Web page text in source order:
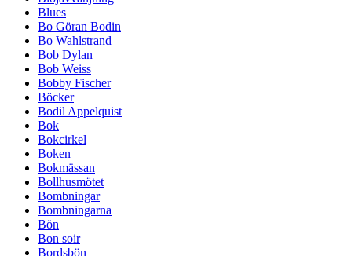
Blues
Bo Göran Bodin
Bo Wahlstrand
Bob Dylan
Bob Weiss
Bobby Fischer
Böcker
Bodil Appelquist
Bok
Bokcirkel
Boken
Bokmässan
Bollhusmötet
Bombningar
Bombningarna
Bön
Bon soir
Bordsbön